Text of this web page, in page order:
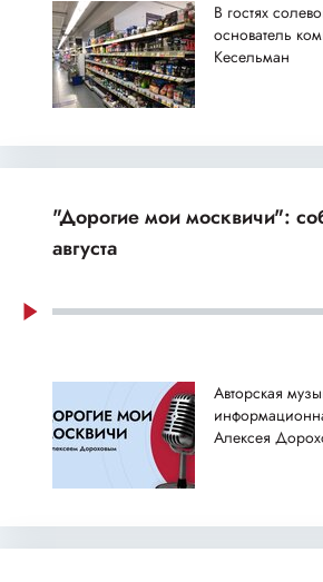
В гостях
основатель
Кесельман
"Дорогие мои москвичи":
августа
Авторская
Алексея